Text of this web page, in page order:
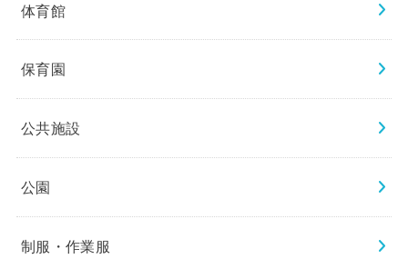
体育館
保育園
公共施設
公園
制服・作業服